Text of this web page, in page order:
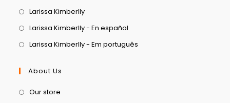
Larissa Kimberlly
Larissa Kimberlly - En español
Larissa Kimberlly - Em português
About Us
Our store